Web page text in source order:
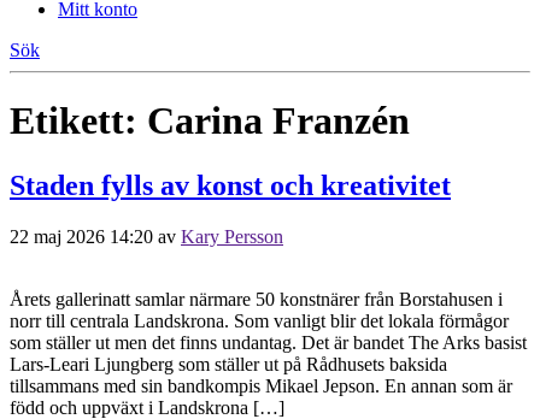
Mitt konto
Sök
Etikett: Carina Franzén
Staden fylls av konst och kreativitet
22 maj 2026 14:20 av Kary Persson
Årets gallerinatt samlar närmare 50 konstnärer från Borstahusen i
norr till centrala Landskrona. Som vanligt blir det lokala förmågor
som ställer ut men det finns undantag. Det är bandet The Arks basist
Lars-Leari Ljungberg som ställer ut på Rådhusets baksida
tillsammans med sin bandkompis Mikael Jepson. En annan som är
född och uppväxt i Landskrona […]